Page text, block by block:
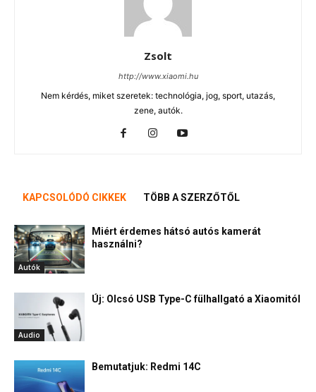
Zsolt
http://www.xiaomi.hu
Nem kérdés, miket szeretek: technológia, jog, sport, utazás,
zene, autók.
KAPCSOLÓDÓ CIKKEK TÖBB A SZERZŐTŐL
Autók
Miért érdemes hátsó autós kamerát
használni?
Audio
Új: Olcsó USB Type-C fülhallgató a Xiaomitól
Bemutatjuk: Redmi 14C